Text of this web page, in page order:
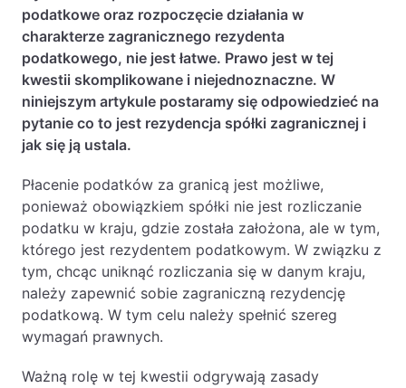
Spółki zagraniczne – wsparcie
przedsiębiorców poza granicami RP
Obsługa korporacyjna
Bieżące doradztwo prawne
branży IT
Doradztwo podatkowe
Likwidacje i upadłości spółek
Modelowanie i optymalizacja działalności IT
Przekształcenia spółek
Przygotowywanie umów w obrocie
międzynarodowym
podatkowe oraz rozpoczęcie działania w
charakterze zagranicznego rezydenta
podatkowego, nie jest łatwe. Prawo jest w tej
kwestii skomplikowane i niejednoznaczne. W
niniejszym artykule postaramy się odpowiedzieć na
pytanie co to jest rezydencja spółki zagranicznej i
jak się ją ustala.
Płacenie podatków za granicą jest możliwe,
ponieważ obowiązkiem spółki nie jest rozliczanie
podatku w kraju, gdzie została założona, ale w tym,
którego jest rezydentem podatkowym. W związku z
tym, chcąc uniknąć rozliczania się w danym kraju,
należy zapewnić sobie zagraniczną rezydencję
podatkową. W tym celu należy spełnić szereg
wymagań prawnych.
Ważną rolę w tej kwestii odgrywają zasady